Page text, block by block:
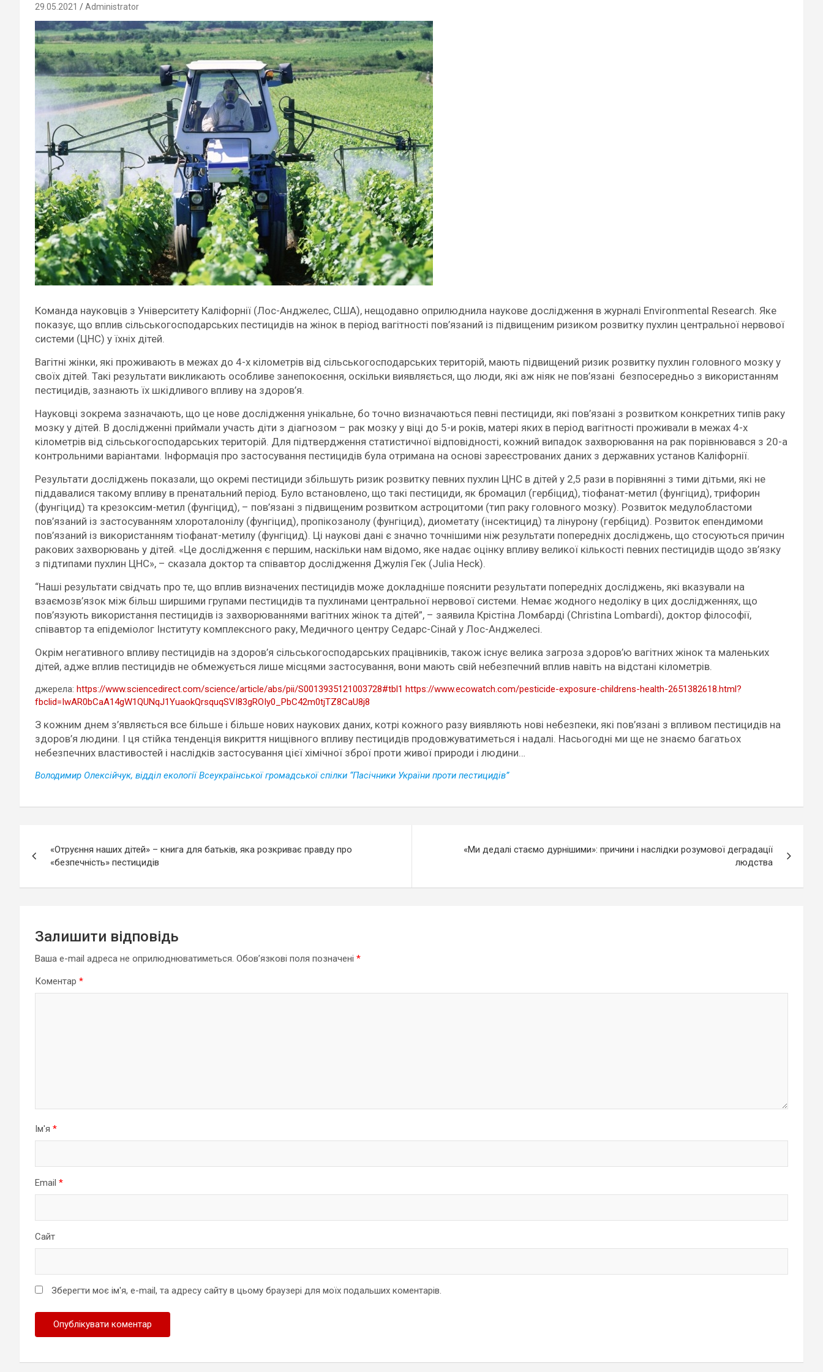
29.05.2021 Administrator
Команда науковців з Університету Каліфорнії (Лос-Анджелес, США), нещодавно оприлюднила наукове дослідження в журналі Environmental Research. Яке
показує, що вплив сільськогосподарських пестицидів на жінок в період вагітності пов’язаний із підвищеним ризиком розвитку пухлин центральної нервової
системи (ЦНС) у їхніх дітей.
Вагітні жінки, які проживають в межах до 4-х кілометрів від сільськогосподарських територій, мають підвищений ризик розвитку пухлин головного мозку у
своїх дітей. Такі результати викликають особливе занепокоєння, оскільки виявляється, що люди, які аж ніяк не пов’язані безпосередньо з використанням
пестицидів, зазнають їх шкідливого впливу на здоров’я.
Науковці зокрема зазначають, що це нове дослідження унікальне, бо точно визначаються певні пестициди, які пов’язані з розвитком конкретних типів раку
мозку у дітей. В дослідженні приймали участь діти з діагнозом – рак мозку у віці до 5-и років, матері яких в період вагітності проживали в межах 4-х
кілометрів від сільськогосподарських територій. Для підтвердження статистичної відповідності, кожний випадок захворювання на рак порівнювався з 20-а
контрольними варіантами. Інформація про застосування пестицидів була отримана на основі зареєстрованих даних з державних установ Каліфорнії.
Результати досліджень показали, що окремі пестициди збільшуть ризик розвитку певних пухлин ЦНС в дітей у 2,5 рази в порівнянні з тими дітьми, які не
піддавалися такому впливу в пренатальний період. Було встановлено, що такі пестициди, як бромацил (гербіцид), тіофанат-метил (фунгіцид), трифорин
(фунгіцид) та крезоксим-метил (фунгіцид), – пов’язані з підвищеним розвитком астроцитоми (тип раку головного мозку). Розвиток медулобластоми
пов’язаний із застосуванням хлороталонілу (фунгіцид), пропікозанолу (фунгіцид), диометату (інсектицид) та лінурону (гербіцид). Розвиток епендимоми
пов’язаний із використанням тіофанат-метилу (фунгіцид). Ці наукові дані є значно точнішими ніж результати попередніх досліджень, що стосуються причин
ракових захворювань у дітей. «Це дослідження є першим, наскільки нам відомо, яке надає оцінку впливу великої кількості певних пестицидів щодо зв’язку
з підтипами пухлин ЦНС», – сказала доктор та співавтор дослідження Джулія Гек (Julia Heck).
“Наші результати свідчать про те, що вплив визначених пестицидів може докладніше пояснити результати попередніх досліджень, які вказували на
взаємозв’язок між більш ширшими групами пестицидів та пухлинами центральної нервової системи. Немає жодного недоліку в цих дослідженнях, що
пов’язують використання пестицидів із захворюваннями вагітних жінок та дітей”, – заявила Крістіна Ломбарді (Christina Lombardi), доктор філософії,
співавтор та епідеміолог Інституту комплексного раку, Медичного центру Седарс-Сінай у Лос-Анджелесі.
Окрім негативного впливу пестицидів на здоров’я сільськогосподарських працівників, також існує велика загроза здоров’ю вагітних жінок та маленьких
дітей, адже вплив пестицидів не обмежується лише місцями застосування, вони мають свій небезпечний вплив навіть на відстані кілометрів.
джерела: https://www.sciencedirect.com/science/article/abs/pii/S0013935121003728#tbl1 https://www.ecowatch.com/pesticide-exposure-childrens-health-2651382618.html?
fbclid=IwAR0bCaA14gW1QUNqJ1YuaokQrsquqSVI83gROIy0_PbC42m0tjTZ8CaU8j8
З кожним днем з’являється все більше і більше нових наукових даних, котрі кожного разу виявляють нові небезпеки, які пов’язані з впливом пестицидів на
здоров’я людини. І ця стійка тенденція викриття нищівного впливу пестицидів продовжуватиметься і надалі. Насьогодні ми ще не знаємо багатьох
небезпечних властивостей і наслідків застосування цієї хімічної зброї проти живої природи і людини…
Володимир Олексійчук, відділ екології Всеукраїнської громадської спілки “Пасічники України проти пестицидів”
записів
«Отруєння наших дітей» – книга для батьків, яка розкриває правду про
«безпечність» пестицидів
«Ми дедалі стаємо дурнішими»: причини і наслідки розумової деградації
людства
Залишити відповідь
Ваша e-mail адреса не оприлюднюватиметься. Обов’язкові поля позначені *
Коментар *
Ім'я *
Email *
Сайт
Зберегти моє ім'я, e-mail, та адресу сайту в цьому браузері для моїх подальших коментарів.